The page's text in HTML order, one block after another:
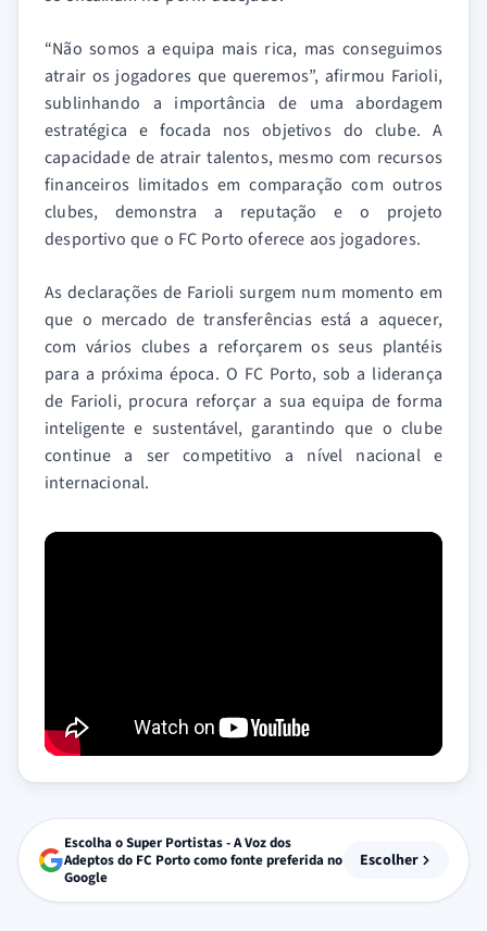
“Não somos a equipa mais rica, mas conseguimos
atrair os jogadores que queremos”, afirmou Farioli,
sublinhando a importância de uma abordagem
estratégica e focada nos objetivos do clube. A
capacidade de atrair talentos, mesmo com recursos
financeiros limitados em comparação com outros
clubes, demonstra a reputação e o projeto
desportivo que o FC Porto oferece aos jogadores.
As declarações de Farioli surgem num momento em
que o mercado de transferências está a aquecer,
com vários clubes a reforçarem os seus plantéis
para a próxima época. O FC Porto, sob a liderança
de Farioli, procura reforçar a sua equipa de forma
inteligente e sustentável, garantindo que o clube
continue a ser competitivo a nível nacional e
internacional.
Escolha o Super Portistas - A Voz dos
Adeptos do FC Porto como fonte preferida no
Google
Escolher